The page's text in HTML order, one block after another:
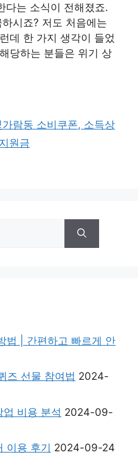
다는 소식이 전해졌죠.
시죠? 저도 처음에는
데 한 가지 생각이 들었
당하는 분들은 위기 상
람동 소비쿠폰, 소득상
원금
법 | 간편하고 빠르게 안
즈 선물 참여법 2024-
비용 분석 2024-09-
이용 후기 2024-09-24